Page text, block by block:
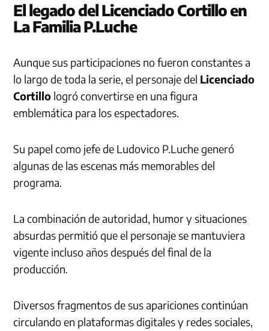
El legado del Licenciado Cortillo en
La Familia P.Luche
Aunque sus participaciones no fueron constantes a
lo largo de toda la serie, el personaje del Licenciado
Cortillo logró convertirse en una figura
emblemática para los espectadores.
Su papel como jefe de Ludovico P.Luche generó
algunas de las escenas más memorables del
programa.
La combinación de autoridad, humor y situaciones
absurdas permitió que el personaje se mantuviera
vigente incluso años después del final de la
producción.
Diversos fragmentos de sus apariciones continúan
circulando en plataformas digitales y redes sociales,